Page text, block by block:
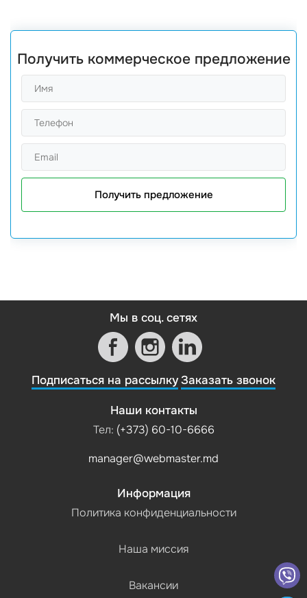
Получить коммерческое предложение
Получить предложение
Мы в соц. сетях
Подписаться на рассылкуЗаказать звонок
Наши контакты
Тел: (+373) 60-10-6666
manager@webmaster.md
Информация
Политика конфиденциальности
Наша миссия
Вакансии